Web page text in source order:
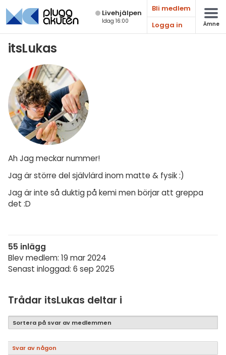
Live­hjälpen
Idag 16:00
Bli medlem
Logga in
Ämne
itsLukas
Ah Jag meckar nummer!
Jag är större del självlärd inom matte & fysik :)
Jag är inte så duktig på kemi men börjar att greppa
det :D
55 inlägg
Blev medlem: 19 mar 2024
Senast inloggad: 6 sep 2025
Trådar itsLukas deltar i
Sortera på svar av medlemmen
Svar av någon
Matematik
Fler ämnen
Livehjälpen